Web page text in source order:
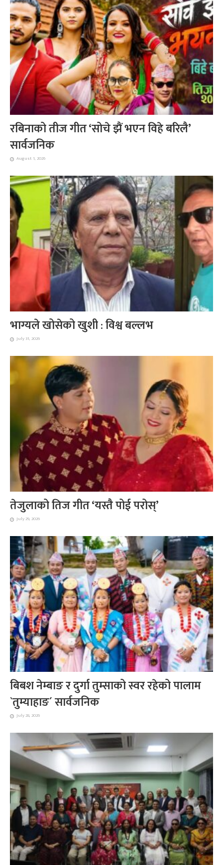
रबिनाको तीज गीत ‘सोचे झैं भएन विहे बरिलै’
सार्वजनिक
August 1, 2026
भाग्यले खोसेको खुशी : विश्व बल्लभ
July 31, 2026
तेजुलाको तिज गीत ‘यस्तै पोई परोस्’
July 29, 2026
बिबश नेम्बाङ र दुर्गा तुम्साको स्वर रहेको पालाम
`तुम्याहाङ´ सार्वजनिक
July 28, 2026